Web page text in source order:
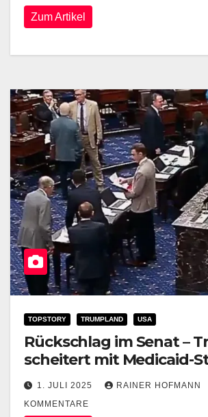
Zum Artikel
TOPSTORY TRUMPLAND USA
Rückschlag im Senat –
scheitert mit Medicaid-
1. JULI 2025 RAINER HOFMANN
KOMMENTARE